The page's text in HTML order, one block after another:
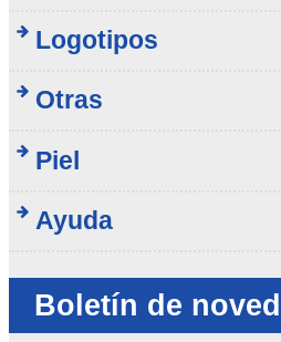
Logotipos
Otras
Piel
Ayuda
Boletín de